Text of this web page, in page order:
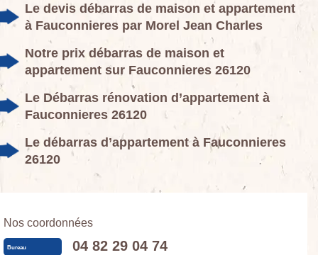
Le devis débarras de maison et appartement
à Fauconnieres par Morel Jean Charles
Notre prix débarras de maison et
appartement sur Fauconnieres 26120
Le Débarras rénovation d’appartement à
Fauconnieres 26120
Le débarras d’appartement à Fauconnieres
26120
Nos coordonnées
Bureau 04 82 29 04 74